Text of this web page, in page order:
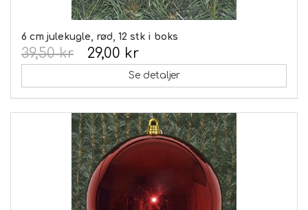
6 cm julekugle, rød, 12 stk i boks
29,00 kr
39,50 kr
Se detaljer